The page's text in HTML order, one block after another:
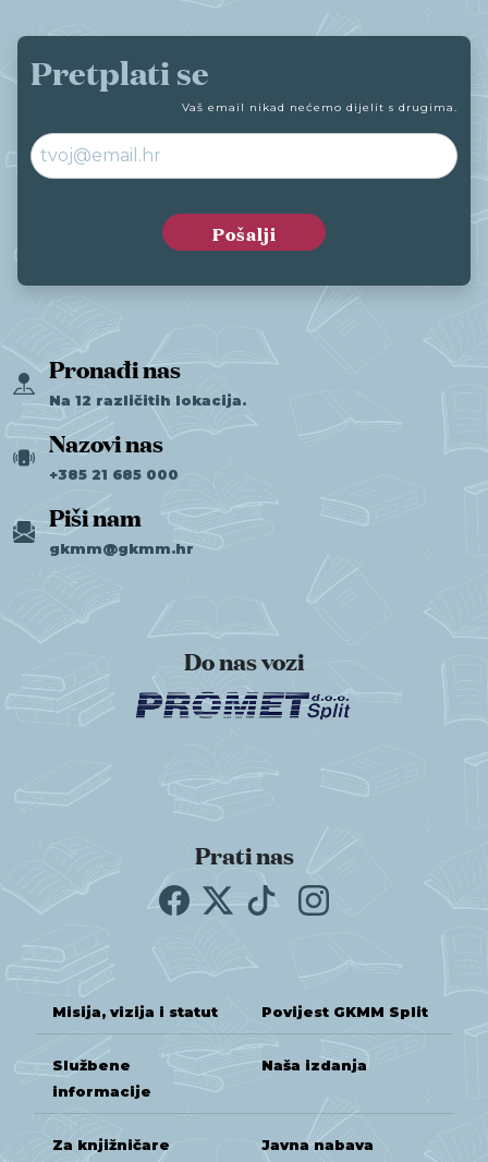
Pretplati se
Vaš email nikad nećemo dijelit s drugima.
Pronađi nas
Na 12 različitih lokacija.
Nazovi nas
+385 21 685 000
Piši nam
gkmm@gkmm.hr
Do nas vozi
Prati nas
Misija, vizija i statut Povijest GKMM Split
Službene
informacije
Naša izdanja
Za knjižničare Javna nabava